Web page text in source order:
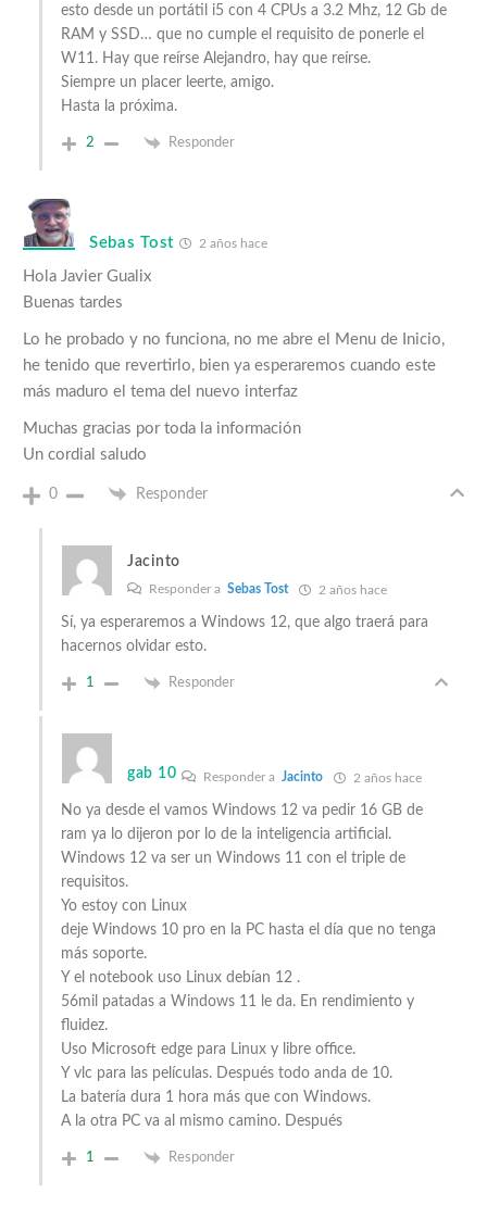
esto desde un portátil i5 con 4 CPUs a 3.2 Mhz, 12 Gb de
RAM y SSD… que no cumple el requisito de ponerle el
W11. Hay que reírse Alejandro, hay que reírse.
Siempre un placer leerte, amigo.
Hasta la próxima.
2 Responder
Sebas Tost 2 años hace
Hola Javier Gualix
Buenas tardes
Lo he probado y no funciona, no me abre el Menu de Inicio,
he tenido que revertirlo, bien ya esperaremos cuando este
más maduro el tema del nuevo interfaz
Muchas gracias por toda la información
Un cordial saludo
0 Responder
Jacinto
Responder a Sebas Tost 2 años hace
Sí, ya esperaremos a Windows 12, que algo traerá para
hacernos olvidar esto.
1 Responder
gab 10 Responder aJacinto 2 años hace
No ya desde el vamos Windows 12 va pedir 16 GB de
ram ya lo dijeron por lo de la inteligencia artificial.
Windows 12 va ser un Windows 11 con el triple de
requisitos.
Yo estoy con Linux
deje Windows 10 pro en la PC hasta el día que no tenga
más soporte.
Y el notebook uso Linux debían 12 .
56mil patadas a Windows 11 le da. En rendimiento y
fluidez.
Uso Microsoft edge para Linux y libre office.
Y vlc para las películas. Después todo anda de 10.
La batería dura 1 hora más que con Windows.
A la otra PC va al mismo camino. Después
1 Responder